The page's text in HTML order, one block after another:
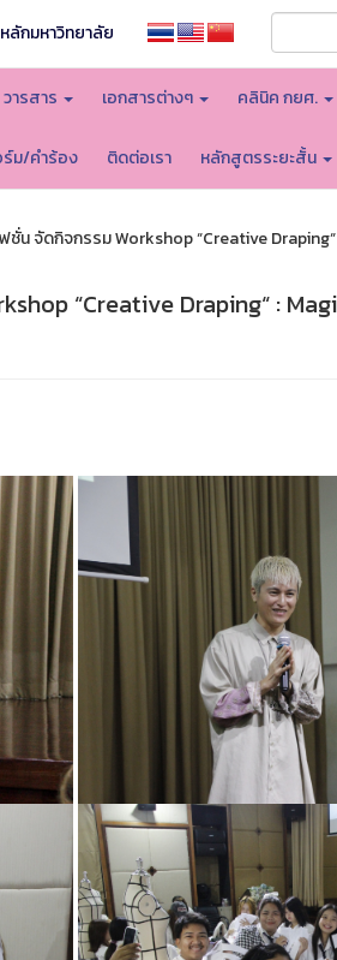
ลักมหาวิทยาลัย
วารสาร เอกสารต่างๆ คลินิค กยศ.
ม/คำร้อง ติดต่อเรา หลักสูตรระยะสั้น
น จัดกิจกรรม Workshop “Creative
“Creative Draping“ :